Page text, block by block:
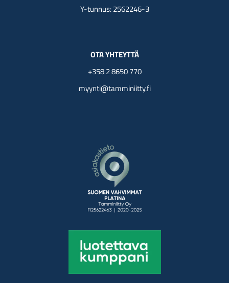
Y-tunnus: 2562246-3
OTA YHTEYTTÄ
+358 2 8650 770
myynti@tamminiitty.fi